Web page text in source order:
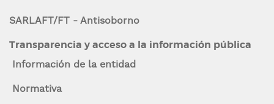
SARLAFT/FT - Antisoborno
Transparencia y acceso a la información pública
Información de la entidad
Normativa